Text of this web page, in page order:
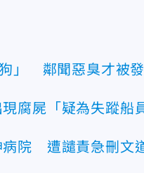
」 鄰聞惡臭才被
腐屍「疑為失蹤船
病院 遭譴責急刪文